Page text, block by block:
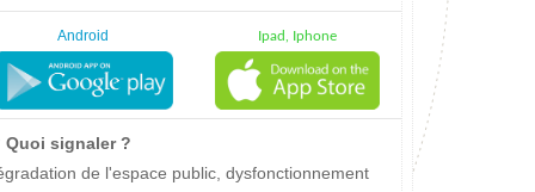
Android Ipad, Iphone
Quoi signaler ?
de l'espace public, dysfonctionnement